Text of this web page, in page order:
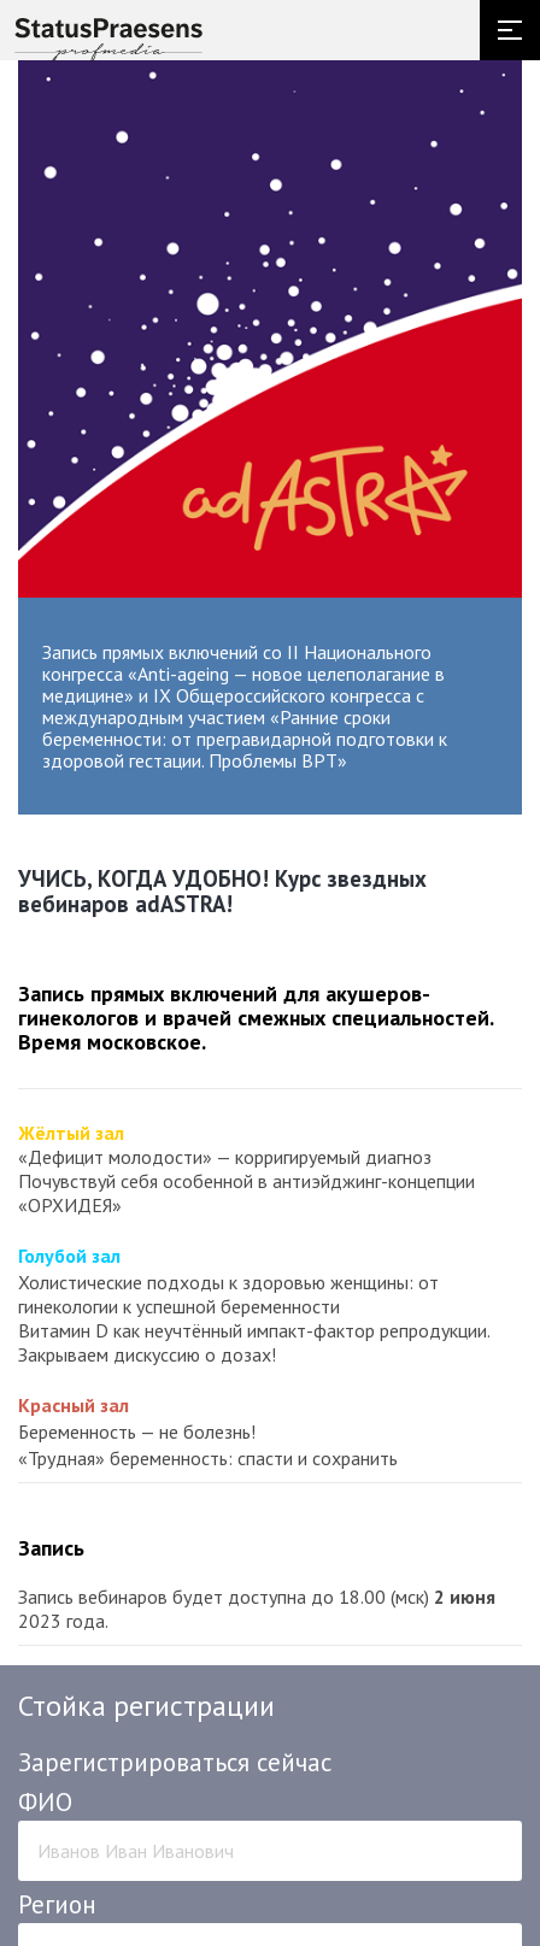
Запись прямых включений со II Национального
конгресса «Anti-ageing — новое целеполагание в
медицине» и IX Общероссийского конгресса с
международным участием «Ранние сроки
беременности: от прегравидарной подготовки к
здоровой гестации. Проблемы ВРТ»
УЧИСЬ, КОГДА УДОБНО! Курс звездных
вебинаров adASTRA!
Запись прямых включений для акушеров-
гинекологов и врачей смежных специальностей.
Время московское.
Жёлтый зал
«Дефицит молодости» — корригируемый диагноз
Почувствуй себя особенной в антиэйджинг-концепции
«ОРХИДЕЯ»
Голубой зал
Холистические подходы к здоровью женщины: от
гинекологии к успешной беременности
Витамин D как неучтённый импакт-фактор репродукции.
Закрываем дискуссию о дозах!
Красный зал
Беременность — не болезнь!
«Трудная» беременность: спасти и сохранить
Запись
Запись вебинаров будет доступна до 18.00 (мск) 2 июня
2023 года.
Стойка регистрации
Зарегистрироваться сейчас
ФИО
Регион